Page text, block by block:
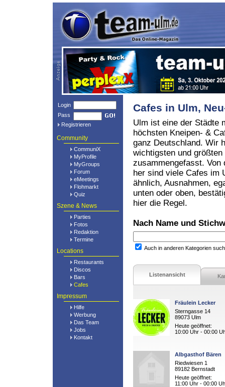
Login
Pass
Registrieren
Community
CommuniX
MyProfile
MyGroups
Forum
eMeetings
Flohmarkt
Quiz
Szene & News
Parties
Fotos
Redaktion
Termine
Locations
Restaurants
Discos
Bars
Cafes
Impressum
Hilfe
Werbung
Das Team
Jobs
Kontakt
Cafes in Ulm,
Ulm ist eine der Städte
höchsten Kneipen- &
ganz Deutschland. Wir
wichtigsten und größten
zusammengefasst. Von
her sind viele Cafes im
ähnlich, Ausnahmen,
unten oder oben,
hier die Regel.
Nach Name und
Auch in anderen Kategorien
Listenansicht
Fräulein Lecker
Sterngasse 14
89073 Ulm
Heute geöffnet:
10:00 Uhr - 00:00
Albgasthof Bären
Riedwiesen 1
89182 Bernstadt
Heute geöffnet:
11:00 Uhr - 00:00